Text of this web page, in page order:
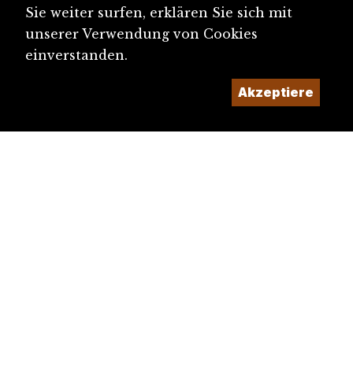
Sie weiter surfen, erklären Sie sich mit
unserer Verwendung von Cookies
einverstanden.
Akzeptiere